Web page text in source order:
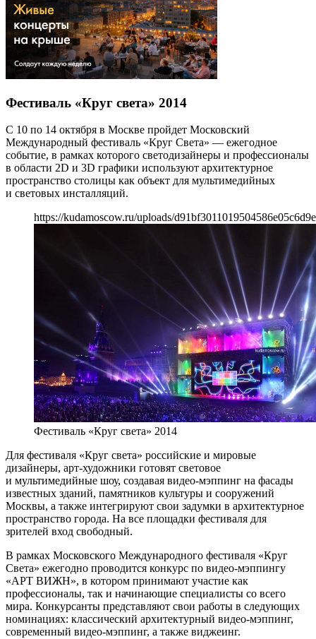
Фестиваль «Круг света» 2014
С 10 по 14 октября в Москве пройдет Московский
Международный фестиваль «Круг Света» — ежегодное
событие, в рамках которого светодизайнеры и профессионалы
в области 2D и 3D графики используют архитектурное
пространство столицы как объект для мультимедийных
и световых инсталляций.
https://kudamoscow.ru/uploads/
Фестиваль «Круг света» 2014
Для фестиваля «Круг света» российские и мировые
дизайнеры, арт-художники готовят световое
и мультимедийные шоу, создавая видео-мэппинг на фасады
известных зданий, памятников культуры и сооружений
Москвы, а также интегрируют свои задумки в архитектурное
пространство города. На все площадки фестиваля для
зрителей вход свободный.
В рамках Московского Международного фестиваля «Круг
Света» ежегодно проводится конкурс по видео-мэппингу
«АРТ ВИЖН», в котором принимают участие как
профессионалы, так и начинающие специалисты со всего
мира. Конкурсанты представляют свои работы в следующих
номинациях: классический архитектурный видео-мэппинг,
cовременный видео-мэппинг, а также виджеинг.